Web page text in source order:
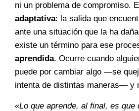
ni un problema de compromiso.
adaptativa: la salida que
ante una situación que la ha
existe un término para ese
aprendida. Ocurre cuando
puede por cambiar algo —se
intenta de distintas maneras— y
«Lo que aprende, al final, es que